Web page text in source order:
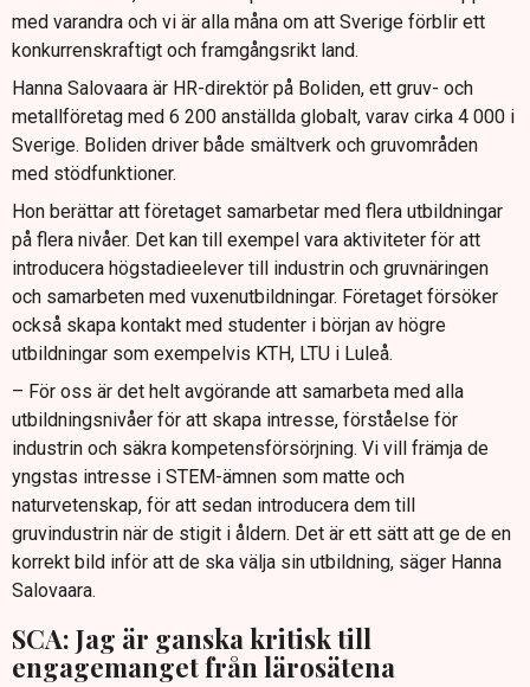
med varandra och vi är alla måna om att Sverige förblir ett
konkurrenskraftigt och framgångsrikt land.
Hanna Salovaara är HR-direktör på Boliden, ett gruv- och
metallföretag med 6 200 anställda globalt, varav cirka 4 000 i
Sverige. Boliden driver både smältverk och gruvområden
med stödfunktioner.
Hon berättar att företaget samarbetar med flera utbildningar
på flera nivåer. Det kan till exempel vara aktiviteter för att
introducera högstadieelever till industrin och gruvnäringen
och samarbeten med vuxenutbildningar. Företaget försöker
också skapa kontakt med studenter i början av högre
utbildningar som exempelvis KTH, LTU i Luleå.
– För oss är det helt avgörande att samarbeta med alla
utbildningsnivåer för att skapa intresse, förståelse för
industrin och säkra kompetensförsörjning. Vi vill främja de
yngstas intresse i STEM-ämnen som matte och
naturvetenskap, för att sedan introducera dem till
gruvindustrin när de stigit i åldern. Det är ett sätt att ge de en
korrekt bild inför att de ska välja sin utbildning, säger Hanna
Salovaara.
SCA: Jag är ganska kritisk till
engagemanget från lärosätena